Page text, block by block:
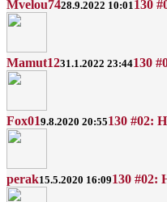
Mvelou7428.9.2022 10:01130
Mamut1231.1.2022 23:44130
Fox019.8.2020 20:55130 #02:
perak15.5.2020 16:09130 #02: